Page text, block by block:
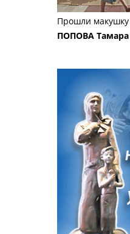
Прошли макушку
ПОПОВА Тамара